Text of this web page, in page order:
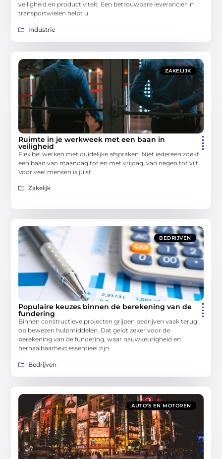
veiligheid en productiviteit. Een betrouwbare leverancier in
transportwielen helpt u
Industrie
ZAKELIJK
Ruimte in je werkweek met een baan in
veiligheid
Flexibel werken met duidelijke afspraken Niet iedereen zoekt
een baan van maandag tot en met vrijdag, van negen tot vijf.
Voor veel mensen is juist
Zakelijk
BEDRIJVEN
Populaire keuzes binnen de berekening van de
fundering
Binnen constructieve projecten grijpen bedrijven vaak terug
op bewezen hulpmiddelen. Dat geldt zeker voor de
berekening van de fundering, waar nauwkeurigheid en
herhaalbaarheid essentieel zijn.
Bedrijven
AUTO’S EN MOTOREN